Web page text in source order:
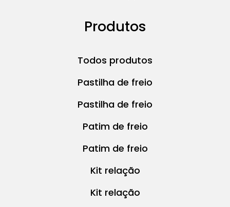
Produtos
Todos produtos
Pastilha de freio
Pastilha de freio
Patim de freio
Patim de freio
Kit relação
Kit relação